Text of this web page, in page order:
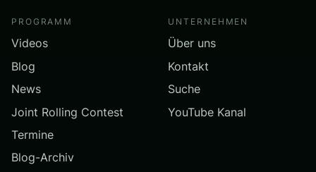
PROGRAMM
Videos
Blog
News
Joint Rolling Contest
Termine
Blog-Archiv
UNTERNEHMEN
Über uns
Kontakt
Suche
YouTube Kanal